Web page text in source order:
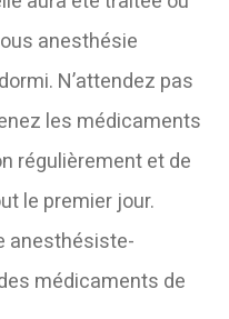
anesthésie
N’attendez pas
les médicaments
régulièrement et de
le premier jour.
anesthésiste-
médicaments de